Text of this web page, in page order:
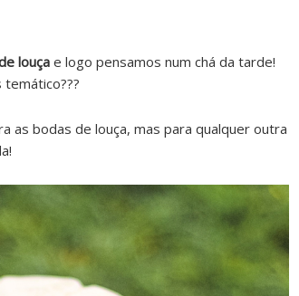
louça e logo pensamos num chá da tarde!
as bodas de louça, mas para qualquer outra